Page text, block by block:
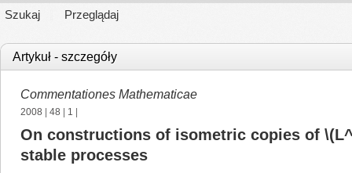
Szukaj Przeglądaj
Artykuł - szczegóły
Commentationes Mathematicae
2008 48 1
On constructions of isometric copies of
stable processes